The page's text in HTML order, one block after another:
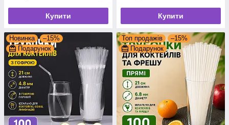
Купити Купити
Новинка
–15%
Подарунок
Топ продажів
–15%
Подарунок